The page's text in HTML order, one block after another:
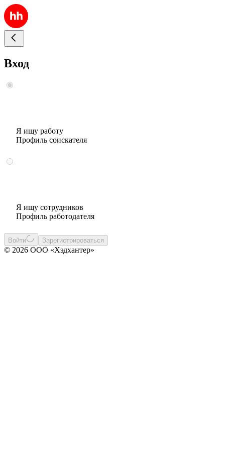
Вход
Я ищу работу
Профиль соискателя
Я ищу сотрудников
Профиль работодателя
Войти Зарегистрироваться
© 2026 ООО «Хэдхантер»